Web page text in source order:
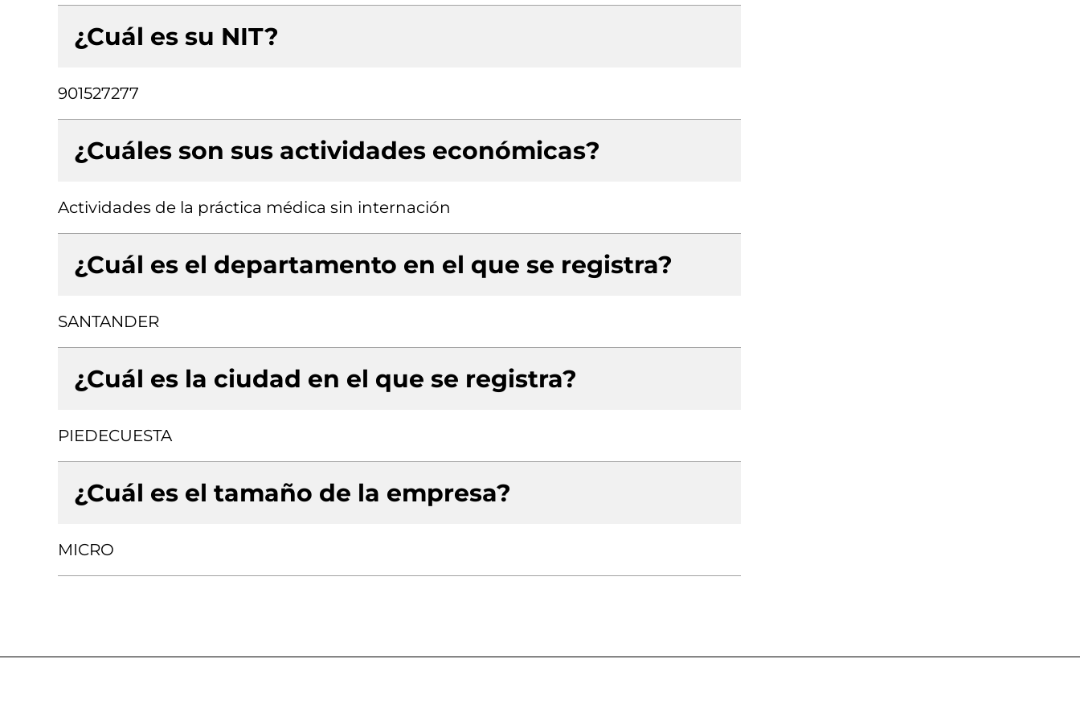
¿Cuál es su NIT?
901527277
¿Cuáles son sus actividades económicas?
Actividades de la práctica médica sin internación
¿Cuál es el departamento en el que se registra?
SANTANDER
¿Cuál es la ciudad en el que se registra?
PIEDECUESTA
¿Cuál es el tamaño de la empresa?
MICRO